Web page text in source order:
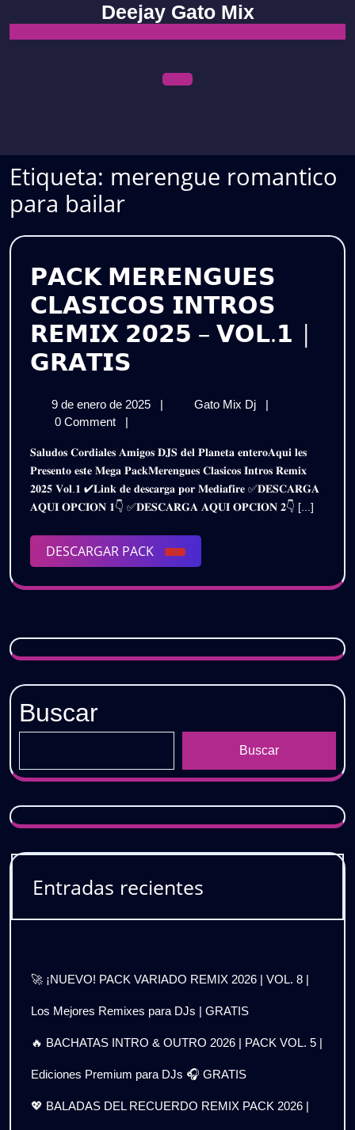
content
Deejay Gato Mix
Etiqueta: merengue romantico
para bailar
𝗣𝗔𝗖𝗞 𝗠𝗘𝗥𝗘𝗡𝗚𝗨𝗘𝗦
𝗖𝗟𝗔𝗦𝗜𝗖𝗢𝗦 𝗜𝗡𝗧𝗥𝗢𝗦
𝗥𝗘𝗠𝗜𝗫 𝟮𝟬𝟮𝟱 – 𝗩𝗢𝗟.𝟭 |
𝗚𝗥𝗔𝗧𝗜𝗦
𝗖𝗟𝗔𝗦𝗜𝗖𝗢𝗦
𝗜𝗡𝗧𝗥𝗢𝗦
𝗥𝗘𝗠𝗜𝗫
𝟮𝟬𝟮𝟱
–
𝗩𝗢𝗟.𝟭
|
9 de enero de 2025
de
2025
| Gato Mix Dj
𝗣𝗔𝗖𝗞
𝗜𝗡𝗧𝗥𝗢𝗦
𝗥𝗘𝗠𝗜𝗫
𝟮𝟬𝟮𝟱
–
|
0 Comment
|
𝐒𝐚𝐥𝐮𝐝𝐨𝐬 𝐂𝐨𝐫𝐝𝐢𝐚𝐥𝐞𝐬 𝐀𝐦𝐢𝐠𝐨𝐬 𝐃𝐉𝐒 𝐝𝐞𝐥 𝐏𝐥𝐚𝐧𝐞𝐭𝐚 𝐞𝐧𝐭𝐞𝐫𝐨𝐀𝐪𝐮𝐢 𝐥𝐞𝐬
𝐏𝐫𝐞𝐬𝐞𝐧𝐭𝐨 𝐞𝐬𝐭𝐞 𝐌𝐞𝐠𝐚 𝐏𝐚𝐜𝐤𝐌𝐞𝐫𝐞𝐧𝐠𝐮𝐞𝐬 𝐂𝐥𝐚𝐬𝐢𝐜𝐨𝐬 𝐈𝐧𝐭𝐫𝐨𝐬 𝐑𝐞𝐦𝐢𝐱
𝟐𝟎𝟐𝟓 𝐕𝐨𝐥.𝟏 ✔𝐋𝐢𝐧𝐤 𝐝𝐞 𝐝𝐞𝐬𝐜𝐚𝐫𝐠𝐚 𝐩𝐨𝐫 𝐌𝐞𝐝𝐢𝐚𝐟𝐢𝐫𝐞 ✅𝐃𝐄𝐒𝐂𝐀𝐑𝐆𝐀
𝐀𝐐𝐔𝐈 𝐎𝐏𝐂𝐈𝐎𝐍 𝟏👇 ✅𝐃𝐄𝐒𝐂𝐀𝐑𝐆𝐀 𝐀𝐐𝐔𝐈 𝐎𝐏𝐂𝐈𝐎𝐍 𝟐👇 [...]
DESCARGAR PACK
DESCARGAR
PACK
Buscar
Buscar
Entradas recientes
🚀 ¡NUEVO! PACK VARIADO REMIX 2026 | VOL. 8 |
Los Mejores Remixes para DJs | GRATIS
🔥 BACHATAS INTRO & OUTRO 2026 | PACK VOL. 5 |
Ediciones Premium para DJs 🎧 GRATIS
💖 BALADAS DEL RECUERDO REMIX PACK 2026 |